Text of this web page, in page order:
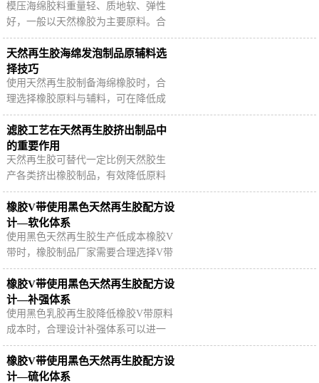
模压海绵胶料重量轻、质地软、弹性
好，一般以天然橡胶为主要原料。合
理使用乳胶再生胶，可在保证模压海
绵成品性能的前提下降低成本。
天然再生胶海绵发泡制品原辅料选
择技巧
使用天然再生胶制备海绵橡胶时，合
理选择橡胶原料与辅料，可在降低成
本的同时进一步优化产品质量，那么
选择原辅料时需要重点考虑哪些问
题？
滤胶工艺在天然再生胶挤出制品中
的重要作用
天然再生胶可替代一定比例天然胶生
产各类挤出橡胶制品，有效降低原料
成本。使用乳胶再生胶生产挤出橡胶
尤其是内壁很薄的挤出胶管等制品
时，滤胶工艺必…
橡胶V带使用黑色天然再生胶配方设
计—软化体系
使用黑色天然再生胶生产低成本橡胶V
带时，橡胶制品厂家需要合理选择V带
各胶层软化体系，协调胶料可塑性、
流动性、黏合性和成品硬度等指标。
橡胶V带使用黑色天然再生胶配方设
计—补强体系
使用黑色乳胶再生胶降低橡胶V带原料
成本时，合理设计补强体系可以进一
步提高橡胶V带物理机械性能，延长制
品使用寿命，那么具体哪些补强剂更
合适？
橡胶V带使用黑色天然再生胶配方设
计—硫化体系